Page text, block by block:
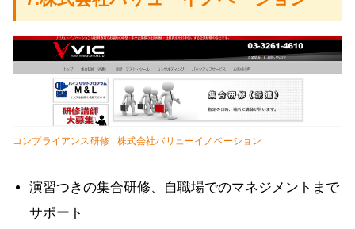
コンプライアンス研修 | 株式会社バリューイノベーション
演習つきの集合研修、自職場でのマネジメントまで
サポート